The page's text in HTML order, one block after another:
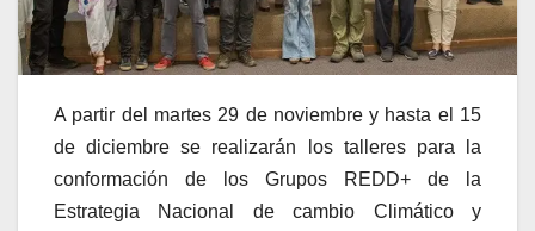
A partir del martes 29 de noviembre y hasta el 15
de diciembre se realizarán los talleres para la
conformación de los Grupos REDD+ de la
Estrategia Nacional de cambio Climático y